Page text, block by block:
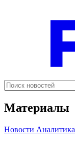
Материалы
Новости Аналитика